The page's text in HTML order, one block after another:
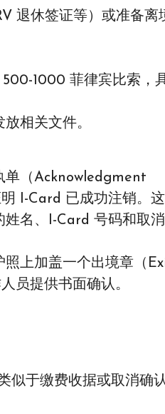
退休签证等）或准备离
1000 菲律宾比索，
相关文件。
单（Acknowledgment
I-Card 已成功注销。这
姓名、I-Card 号码和取消
照上加盖一个出境章（
员提供书面确认。
似于缴费收据或取消确